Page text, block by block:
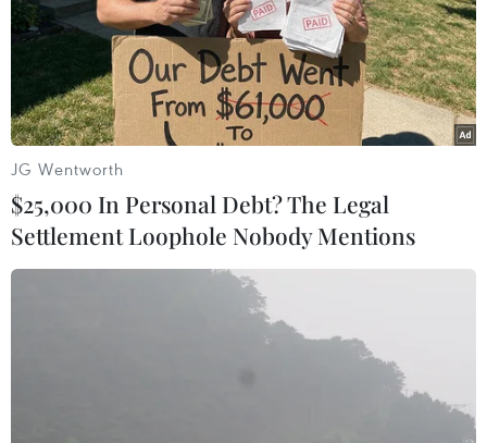
Phó Thủ tướng yêu cầu tăng cường “siết”
JG Wentworth
$25,000 In Personal Debt? The Legal
Settlement Loophole Nobody Mentions